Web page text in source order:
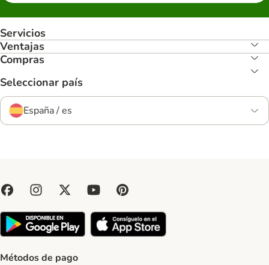
Servicios
Ventajas
Compras
Seleccionar país
España / es
Métodos de pago